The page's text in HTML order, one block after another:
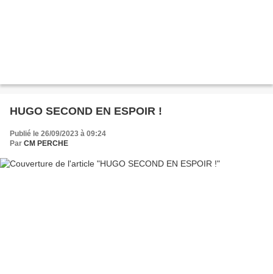
HUGO SECOND EN ESPOIR !
Publié le 26/09/2023 à 09:24
Par CM PERCHE